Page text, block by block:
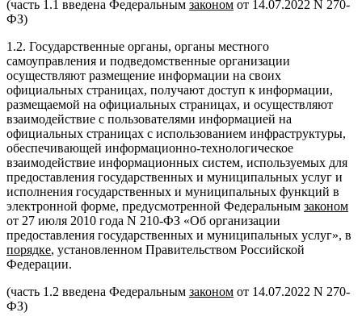
(часть 1.1 введена Федеральным законом от 14.07.2022 N 270-
ФЗ)
1.2. Государственные органы, органы местного
самоуправления и подведомственные организации
осуществляют размещение информации на своих
официальных страницах, получают доступ к информации,
размещаемой на официальных страницах, и осуществляют
взаимодействие с пользователями информацией на
официальных страницах с использованием инфраструктуры,
обеспечивающей информационно-технологическое
взаимодействие информационных систем, используемых для
предоставления государственных и муниципальных услуг и
исполнения государственных и муниципальных функций в
электронной форме, предусмотренной Федеральным законом
от 27 июля 2010 года N 210-ФЗ «Об организации
предоставления государственных и муниципальных услуг», в
порядке, установленном Правительством Российской
Федерации.
(часть 1.2 введена Федеральным законом от 14.07.2022 N 270-
ФЗ)